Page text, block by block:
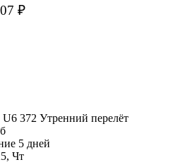
₽
U6 372 Утренний перелёт
5 дней
Чт